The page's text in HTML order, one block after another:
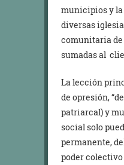
municipios y la
diversas
comunitaria de
sumadas al
La lección
de opresión,
patriarcal) y
social solo
permanente,
poder